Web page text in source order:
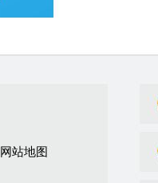
网站地图